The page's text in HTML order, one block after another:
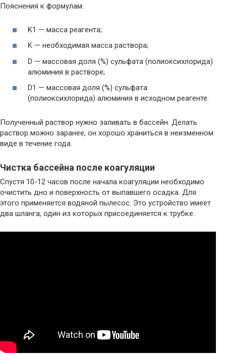
Пояснения к формулам:
K1 — масса реагента;
K — необходимая масса раствора;
D — массовая доля (%) сульфата (полиоксихлорида)
алюминия в растворе;
D1 — массовая доля (%) сульфата
(полиоксихлорида) алюминия в исходном реагенте.
Полученный раствор нужно заливать в бассейн. Делать
раствор можно заранее, он хорошо храниться в неизменном
виде в течение года.
Чистка бассейна после коагуляции
Спустя 10-12 часов после начала коагуляции необходимо
очистить дно и поверхность от выпавшего осадка. Для
этого применяется водяной пылесос. Это устройство имеет
два шланга, один из которых присоединяется к трубке.